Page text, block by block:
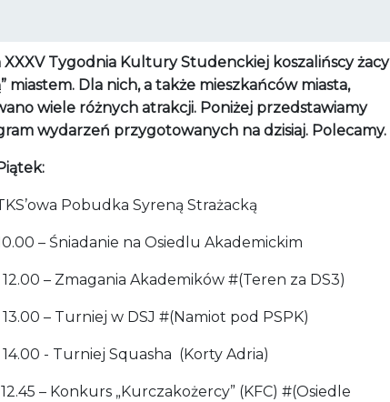
XXXV Tygodnia Kultury Studenckiej koszalińscy żacy
miastem. Dla nich, a także mieszkańców miasta,
wiele różnych atrakcji. Poniżej przedstawiamy
wydarzeń przygotowanych na dzisiaj. Polecamy.
Pobudka Syreną Strażacką
– Śniadanie na Osiedlu Akademickim
– Zmagania Akademików #(Teren za DS3)
– Turniej w DSJ #(Namiot pod PSPK)
- Turniej Squasha (Korty Adria)
– Konkurs „Kurczakożercy” (KFC) #(Osiedle